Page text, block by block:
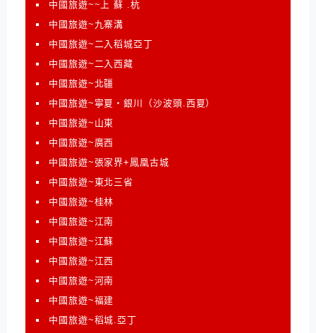
中國旅遊~~上 蘇 .杭
中國旅遊~九寨溝
中國旅遊~二入稻城亞丁
中國旅遊~二入西藏
中國旅遊~北疆
中國旅遊~寧夏‧銀川（沙波頭.西夏）
中國旅遊~山東
中國旅遊~廣西
中國旅遊~張家界+鳳凰古城
中國旅遊~東北三省
中國旅遊~桂林
中國旅遊~江南
中國旅遊~江蘇
中國旅遊~江西
中國旅遊~河南
中國旅遊~福建
中國旅遊~稻城.亞丁